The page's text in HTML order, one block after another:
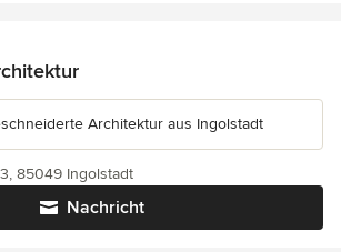
Architektur aus Ingolstadt
Nachricht
85049 Ingolstadt